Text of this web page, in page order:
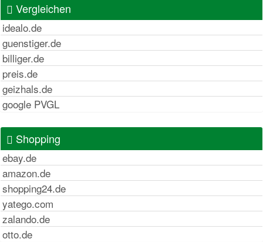
Vergleichen
idealo.de
guenstiger.de
billiger.de
preis.de
geizhals.de
google PVGL
Shopping
ebay.de
amazon.de
shopping24.de
yatego.com
zalando.de
otto.de